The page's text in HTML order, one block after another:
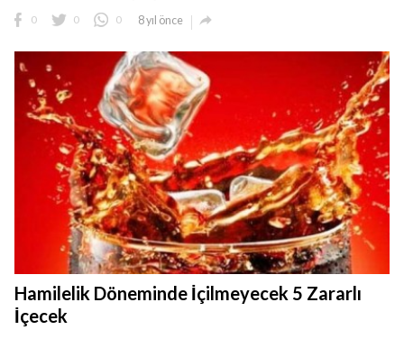
0 0 0 8 yıl önce 
Hamilelik Döneminde İçilmeyecek 5 Zararlı
İçecek